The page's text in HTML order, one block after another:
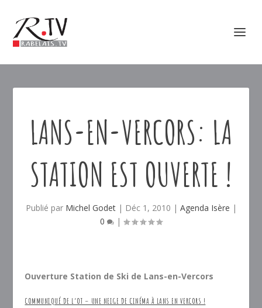
LANS-EN-VERCORS: LA
STATION EST OUVERTE !
Publié par Michel Godet| Déc 1, 2010 | Agenda Isère |
0
|
Ouverture Station de Ski de Lans-en-Vercors
COMMUNIQUÉ DE L’OT – UNE NEIGE DE CINÉMA À LANS EN VERCORS !